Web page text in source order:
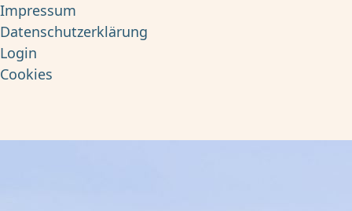
Impressum
Datenschutzerklärung
Login
Cookies